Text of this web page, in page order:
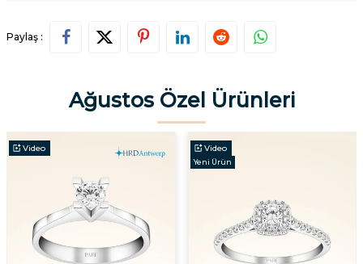
Paylaş :
Ağustos Özel Ürünleri
Video Video
Yeni Ürün